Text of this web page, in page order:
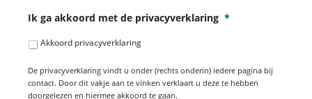
Ik ga akkoord met de privacyverklaring *
Akkoord privacyverklaring
De privacyverklaring vindt u onder (rechts onderin) iedere pagina bij
contact. Door dit vakje aan te vinken verklaart u deze te hebben
doorgelezen en hiermee akkoord te gaan.